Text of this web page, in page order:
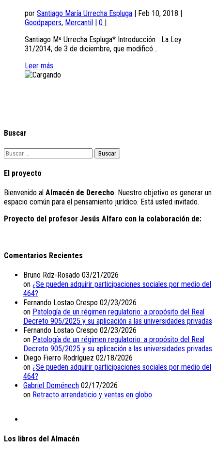
porSantiago María Urrecha Espluga Feb 10, 2018
Goodpapers, Mercantil |0
Santiago Mª Urrecha Espluga* Introducción La Ley
31/2014, de 3 de diciembre, que modificó...
Leer más
Buscar
Buscar:
El proyecto
Bienvenido al Almacén de Derecho. Nuestro objetivo es generar un
espacio común para el pensamiento jurídico. Está usted invitado.
Proyecto del profesor Jesús Alfaro con la colaboración de:
Comentarios Recientes
Bruno Rdz-Rosado 03/21/2026
on ¿Se pueden adquirir participaciones sociales por medio del
464?
Fernando Lostao Crespo 02/23/2026
on Patología de un régimen regulatorio: a propósito del Real
Decreto 905/2025 y su aplicación a las universidades privadas
Fernando Lostao Crespo 02/23/2026
on Patología de un régimen regulatorio: a propósito del Real
Decreto 905/2025 y su aplicación a las universidades privadas
Diego Fierro Rodríguez 02/18/2026
on ¿Se pueden adquirir participaciones sociales por medio del
464?
Gabriel Doménech 02/17/2026
on Retracto arrendaticio y ventas en globo
Los libros del Almacén